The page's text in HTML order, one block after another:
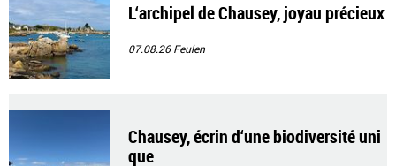
L‘archipel de Chausey, joyau précieux
07.08.26Feulen
Chausey, écrin d‘une biodiversité uni
que